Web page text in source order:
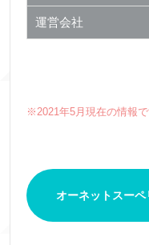
運営会社
※2021年5月現在の情報で
オーネットスー